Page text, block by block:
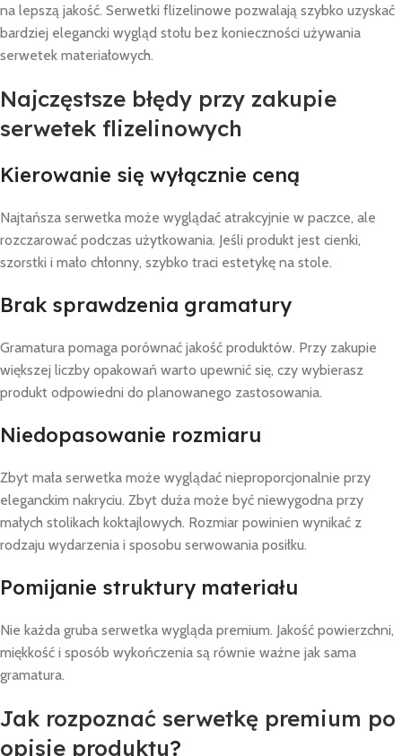
na lepszą jakość. Serwetki flizelinowe pozwalają szybko uzyskać
bardziej elegancki wygląd stołu bez konieczności używania
serwetek materiałowych.
Najczęstsze błędy przy zakupie
serwetek flizelinowych
Kierowanie się wyłącznie ceną
Najtańsza serwetka może wyglądać atrakcyjnie w paczce, ale
rozczarować podczas użytkowania. Jeśli produkt jest cienki,
szorstki i mało chłonny, szybko traci estetykę na stole.
Brak sprawdzenia gramatury
Gramatura pomaga porównać jakość produktów. Przy zakupie
większej liczby opakowań warto upewnić się, czy wybierasz
produkt odpowiedni do planowanego zastosowania.
Niedopasowanie rozmiaru
Zbyt mała serwetka może wyglądać nieproporcjonalnie przy
eleganckim nakryciu. Zbyt duża może być niewygodna przy
małych stolikach koktajlowych. Rozmiar powinien wynikać z
rodzaju wydarzenia i sposobu serwowania posiłku.
Pomijanie struktury materiału
Nie każda gruba serwetka wygląda premium. Jakość powierzchni,
miękkość i sposób wykończenia są równie ważne jak sama
gramatura.
Jak rozpoznać serwetkę premium po
opisie produktu?